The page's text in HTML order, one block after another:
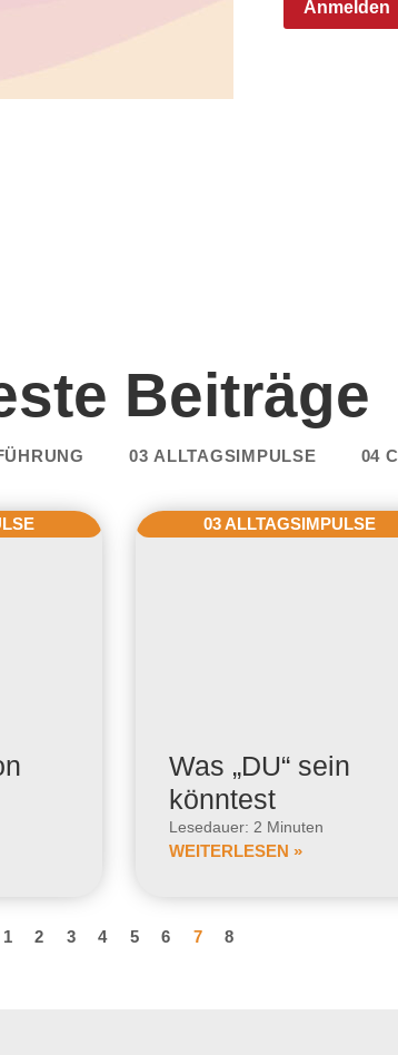
Beiträge
03 ALLTAGSIMPULSE 04
03 ALLTAGSIMPULSE
Was „DU“ sein
könntest
Lesedauer: 2 Minuten
WEITERLESEN »
1 2 3 4 5 6 7 8